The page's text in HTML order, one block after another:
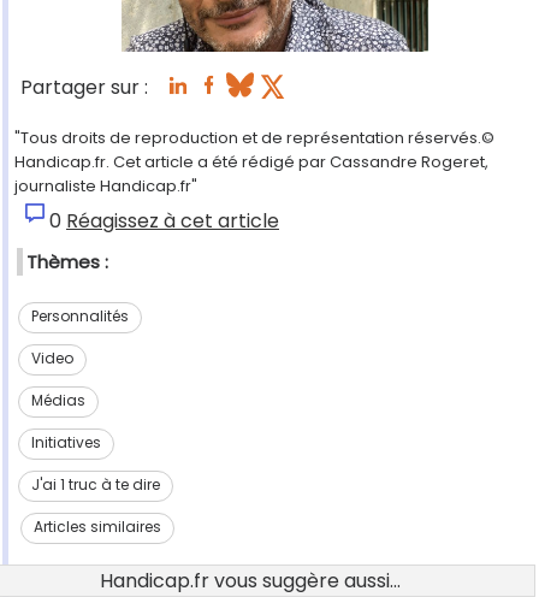
Partager sur :
"Tous droits de reproduction et de représentation réservés.©
Handicap.fr. Cet article a été rédigé par Cassandre Rogeret,
journaliste Handicap.fr"
0 Réagissez à cet article
Thèmes :
Personnalités
Video
Médias
Initiatives
J'ai 1 truc à te dire
Articles similaires
Handicap.fr vous suggère aussi...